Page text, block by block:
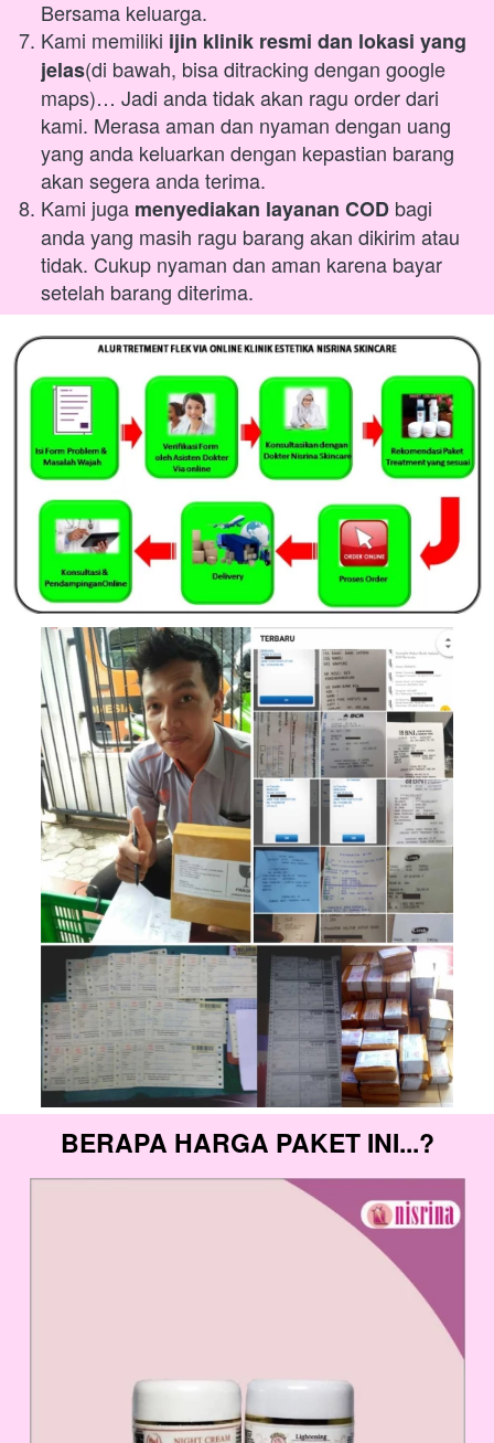
Bersama keluarga.
Kami memiliki ijin klinik resmi dan lokasi yang
jelas(di bawah, bisa ditracking dengan google
maps)… Jadi anda tidak akan ragu order dari
kami. Merasa aman dan nyaman dengan uang
yang anda keluarkan dengan kepastian barang
akan segera anda terima.
Kami juga menyediakan layanan COD bagi
anda yang masih ragu barang akan dikirim atau
tidak. Cukup nyaman dan aman karena bayar
setelah barang diterima.
BERAPA HARGA PAKET INI...?